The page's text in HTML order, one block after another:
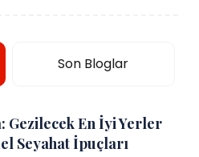
Son Bloglar
Gezilecek En İyi Yerler
Seyahat İpuçları